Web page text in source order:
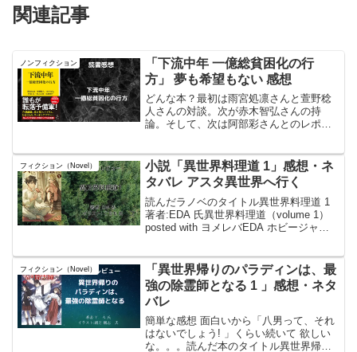
関連記事
ノンフィクション
「下流中年 一億総貧困化の行
方」 夢も希望もない 感想
どんな本？最初は雨宮処凛さんと萱野稔
人さんの対談。次が赤木智弘さんの持
論。そして、次は阿部彩さんとのレポー
身につまされる内容。読んだ本のタイト
ル#下流中年 一億総貧困...
フィクション（Novel）
小説「異世界料理道 1」感想・ネ
タバレ アスタ異世界へ行く
読んだラノベのタイトル異世界料理道 1
著者:EDA 氏異世界料理道（volume 1）
posted with ヨメレバEDA ホビージャパ
店で購入...
フィクション（Novel）
「異世界帰りのパラディンは、最
強の除霊師となる 1 」感想・ネタ
バレ
簡単な感想 面白いから「八男って、それ
はないでしょう! 」くらい続いて 欲しい
な。。。読んだ本のタイトル異世界帰り